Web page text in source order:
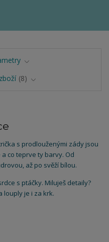
8
s prodlouženými zády jsou
co teprve ty barvy. Od
až po svěží bílou.
s ptáčky. Miluješ detaily?
louply je i za krk.